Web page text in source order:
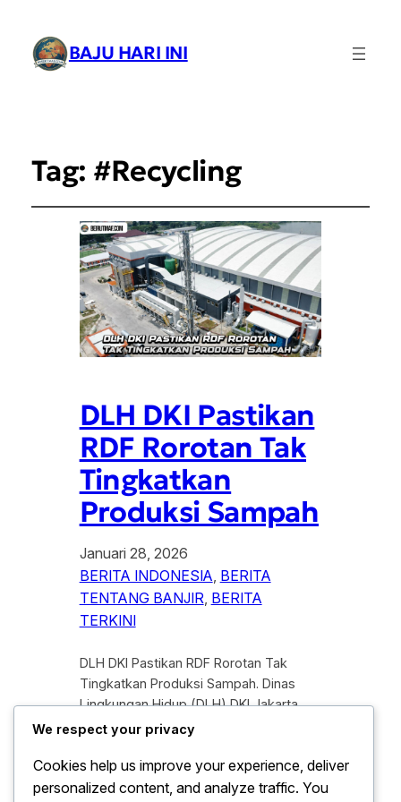
BAJU HARI INI
Tag: #Recycling
DLH DKI Pastikan
RDF Rorotan Tak
Tingkatkan
Produksi Sampah
Januari 28, 2026
BERITA INDONESIA, BERITA
TENTANG BANJIR, BERITA
TERKINI
DLH DKI Pastikan RDF Rorotan Tak
Tingkatkan Produksi Sampah. Dinas
Lingkungan Hidup (DLH) DKI Jakarta
secara resmi memberikan klarifikasi
Derived Fuel (RDF) Plant di Rorotan,
Jakarta Utara. Dalam pernyataan
We respect your privacy
Cookies help us improve your experience, deliver
personalized content, and analyze traffic. You